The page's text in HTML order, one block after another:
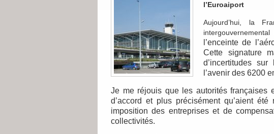
l’Euroaiport
Aujourd’hui, la
intergouvernemental
l’enceinte de
Cette signature
d’incertitudes
l’avenir des 6200
Je me réjouis que les autorités françaises
d’accord et plus précisément qu’aient
imposition des entreprises et de
collectivités.